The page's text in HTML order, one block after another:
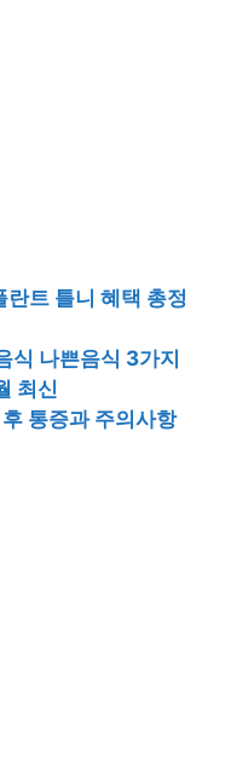
트 틀니 혜택 총정
식 나쁜음식 3가지
최신
통증과 주의사항